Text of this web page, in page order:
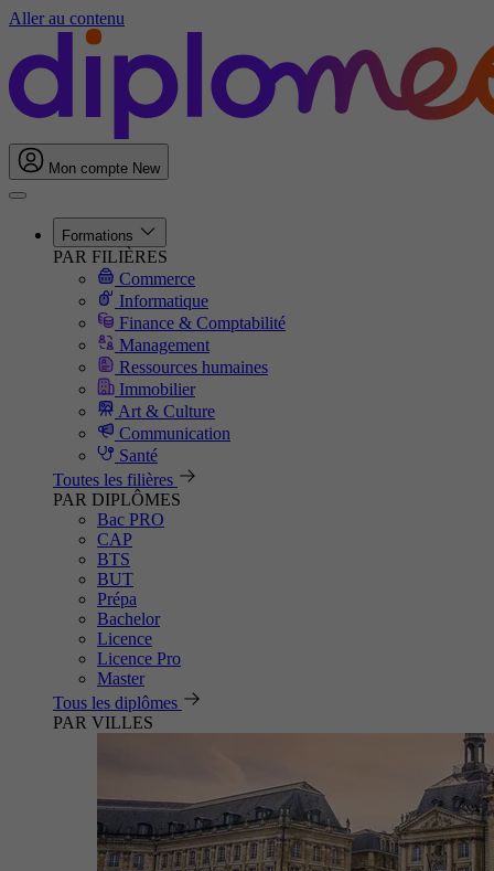
Aller au contenu
Mon compte New
Formations
PAR FILIÈRES
Commerce
Informatique
Finance & Comptabilité
Management
Ressources humaines
Immobilier
Art & Culture
Communication
Santé
Toutes les filières
PAR DIPLÔMES
Bac PRO
CAP
BTS
BUT
Prépa
Bachelor
Licence
Licence Pro
Master
Tous les diplômes
PAR VILLES